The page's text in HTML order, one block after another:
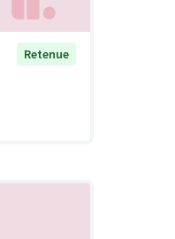
Retenue